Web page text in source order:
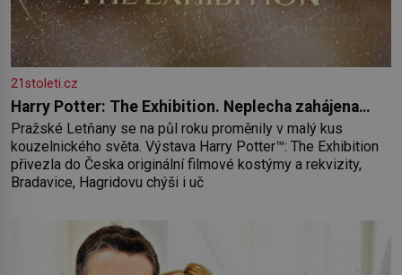
21stoleti.cz
Harry Potter: The Exhibition. Neplecha zahájena…
Pražské Letňany se na půl roku proměnily v malý kus
kouzelnického světa. Výstava Harry Potter™: The Exhibition
přivezla do Česka originální filmové kostýmy a rekvizity,
Bradavice, Hagridovu chýši i uč